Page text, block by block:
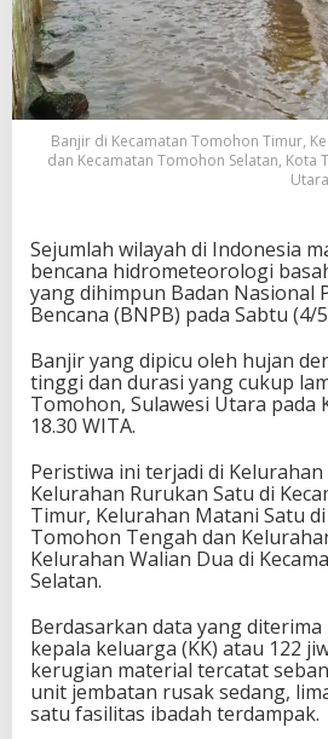
Banjir di Kecamatan Tomohon Timur,
dan Kecamatan Tomohon Selatan, Kota
Sejumlah wilayah di Indonesia
bencana hidrometeorologi
yang dihimpun Badan Nasional
Bencana (BNPB) pada Sabtu (4/
Banjir yang dipicu oleh hujan
tinggi dan durasi yang cukup
Tomohon, Sulawesi Utara pada
18.30 WITA.
Peristiwa ini terjadi di
Kelurahan Rurukan Satu di
Timur, Kelurahan Matani Satu
Tomohon Tengah dan
Kelurahan Walian Dua di
Selatan.
Berdasarkan data yang
kepala keluarga (KK) atau 122
kerugian material tercatat
unit jembatan rusak sedang,
satu fasilitas ibadah terdampak.